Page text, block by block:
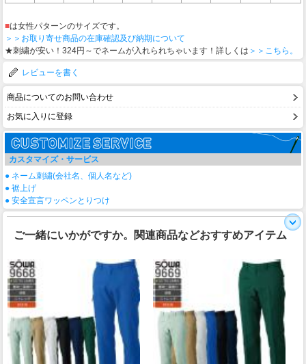
■は女性パターンのサイズです。
＞＞お取り寄せ商品の在庫確認及び納期について
★刺繍が安い！324円～でネームが入れられちゃいます！詳しくは ＞＞こちら。
レビューを書く
商品についてのお問い合わせ
お気に入りに登録
カスタマイズ・サービス
● ネーム刺繍(会社名、個人名など)
● 裾上げ
● 安全宣言ワッペンとりつけ
ご一緒にいかがですか。関連商品などおすすめアイテム